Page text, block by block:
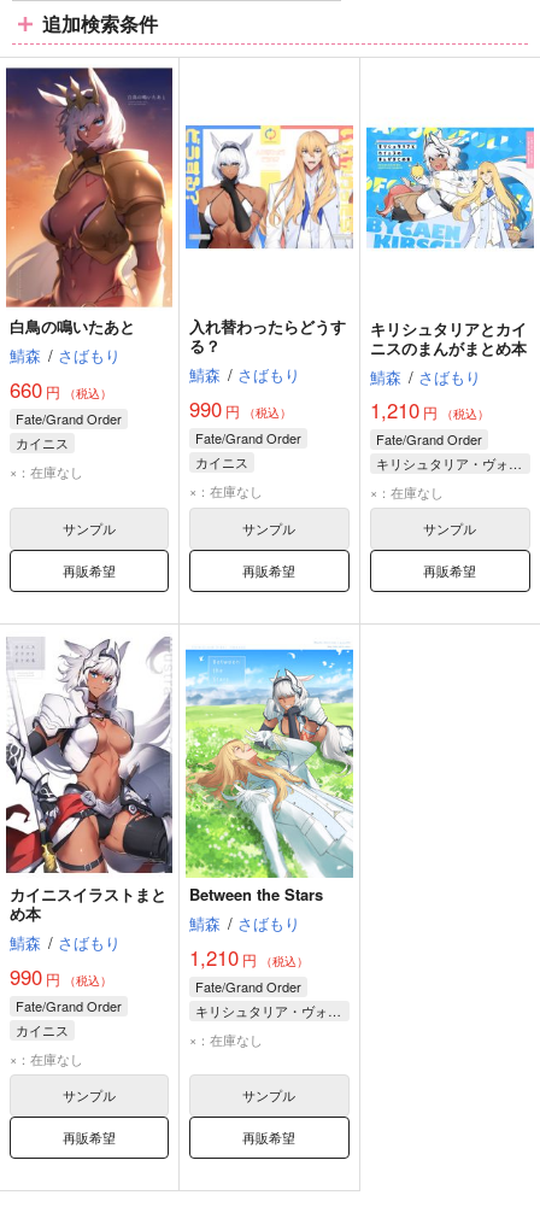
ム
表
ム
表
ム
表
追加検索条件
白鳥の鳴いたあと
鯖森 / さばもり
660 円 （税込）
Fate/Grand Order
カイニス
×：在庫なし
サンプル
再販希望
入れ替わったらどうす
る？
鯖森 / さばもり
990 円 （税込）
Fate/Grand Order
カイニス
×：在庫なし
サンプル
再販希望
キリシュタリアとカイ
ニスのまんがまとめ本
鯖森 / さばもり
1,210円 （税込）
Fate/Grand Order
キリシュタリア・ヴォーダイム
カイニス
×：在庫なし
サンプル
再販希望
カイニスイラストまと
め本
鯖森 / さばもり
990 円 （税込）
Fate/Grand Order
カイニス
×：在庫なし
サンプル
再販希望
Between the Stars
鯖森 / さばもり
1,210 円 （税込）
Fate/Grand Order
キリシュタリア・ヴォーダイム
カイニス
×：在庫なし
サンプル
再販希望